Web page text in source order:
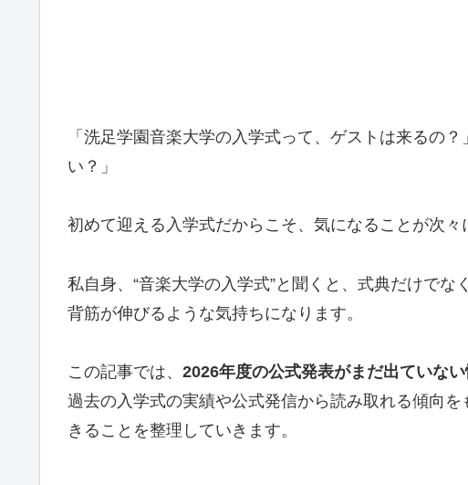
「洗足学園音楽大学の入学式って、ゲストは来るの
い？」
初めて迎える入学式だからこそ、気になることが次々
私自身、“音楽大学の入学式”と聞くと、式典だけで
背筋が伸びるような気持ちになります。
この記事では、 2026年度の公式発表がまだ出ていな
過去の入学式の実績や公式発信から読み取れる傾向
きることを整理していきます。